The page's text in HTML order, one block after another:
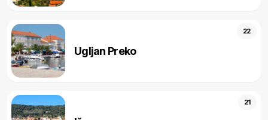
Ugljan Preko
22
21